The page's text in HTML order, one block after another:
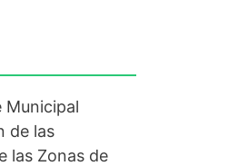
Municipal
de las
las Zonas de